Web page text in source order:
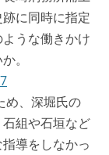
に同時に指定
うな働きかけ
。
め、深堀氏の
組や石垣など
導をしなかっ